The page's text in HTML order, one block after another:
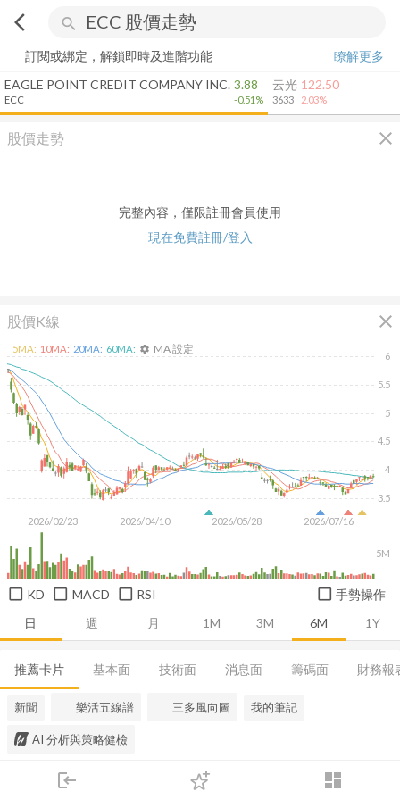
arrow_back_ios search
login dashboard
下單
訂閱或綁定，解鎖即時及進階功能
瞭解更多
EAGLE POINT CREDIT COMPANY INC.
ECC
3.88
-0.51%
云光
3633
122.50
2.03%
股價走勢 close
完整內容，僅限註冊會員使用
現在免費註冊/登入
股價K線 close
日 週 月 1M 3M 6M 1Y
2026/02/23 2026/04/10 2026/05/28 2026/07/16
3.5
4
4.5
5
5.5
6
5M
5MA: 10MA: 20MA: 60MA: settings MA 設定
KD MACD RSI 手勢操作
推薦卡片 基本面 技術面 消息面 籌碼面 財務報
新聞 樂活五線譜 三多風向圖 我的筆記
AI 分析與策略健檢